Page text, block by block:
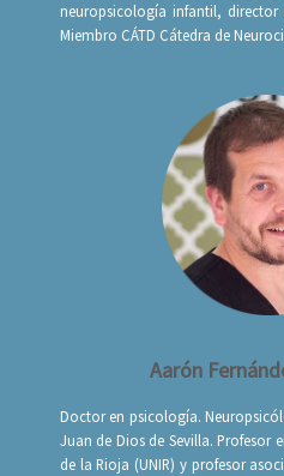
neuropsicología infantil, director
Miembro CÁTD Cátedra de
Aarón
Doctor en psicología.
Juan de Dios de Sevilla. Profesor
de la Rioja (UNIR) y profesor